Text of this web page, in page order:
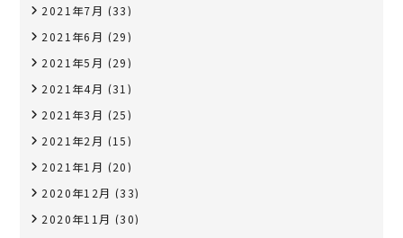
2021年7月 (33)
2021年6月 (29)
2021年5月 (29)
2021年4月 (31)
2021年3月 (25)
2021年2月 (15)
2021年1月 (20)
2020年12月 (33)
2020年11月 (30)